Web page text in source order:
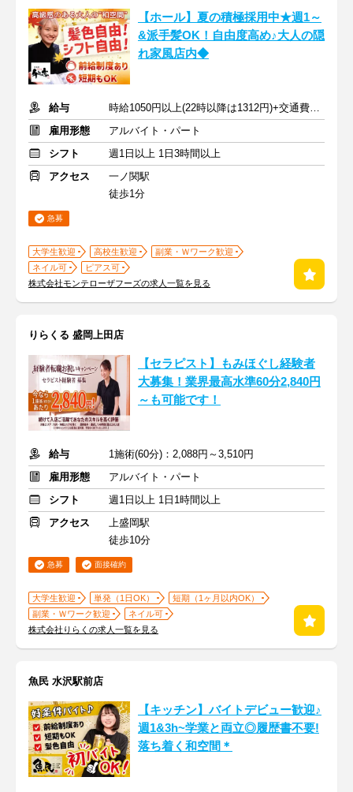
【ホール】夏の積極採用中★週1～
&派手髪OK！自由度高め♪大人の隠
れ家風店内◆
給与
時給1050円以上(22時以降は1312円)+交通費規定内支給
雇用形態
アルバイト・パート
シフト
週1日以上 1日3時間以上
アクセス
一ノ関駅
徒歩1分
急募
大学生歓迎 高校生歓迎
副業・Ｗワーク歓迎
ネイル可
ピアス可
株式会社モンテローザフーズの求人一覧を見る
りらくる 盛岡上田店
【セラピスト】もみほぐし経験者
大募集！業界最高水準60分2,840円
～も可能です！
給与
1施術(60分)：2,088円～3,510円
雇用形態
アルバイト・パート
シフト
週1日以上 1日1時間以上
アクセス
上盛岡駅
徒歩10分
急募 面接確約
大学生歓迎 単発（1日OK）
短期（1ヶ月以内OK）
副業・Ｗワーク歓迎
ネイル可
株式会社りらくの求人一覧を見る
魚民 水沢駅前店
【キッチン】バイトデビュー歓迎♪
週1&3h~学業と両立◎履歴書不要!
落ち着く和空間＊